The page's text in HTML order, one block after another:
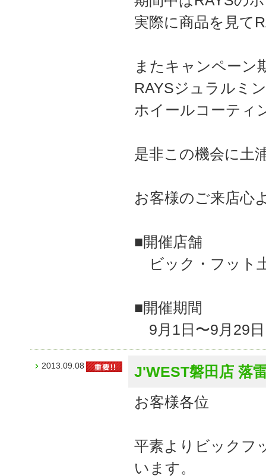
実際に商品を見て
またキャンペーン
RAYSジュラルミ
ホイールコーティ
是非この機会に土
お客様のご来店心
■開催店舗
ビック・フット
■開催期間
9月1日〜9月29
2013.09.08
J'WEST磐田店 落
お客様各位
平素よりビックフ
います。